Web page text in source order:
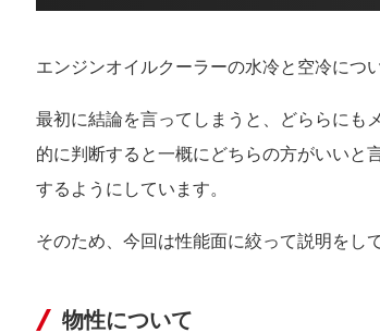
エンジンオイルクーラーの水冷と空冷につ
最初に結論を言ってしまうと、どららにも
的に判断すると一概にどちらの方がいいと
するようにしています。
そのため、今回は性能面に絞って説明をし
物性について